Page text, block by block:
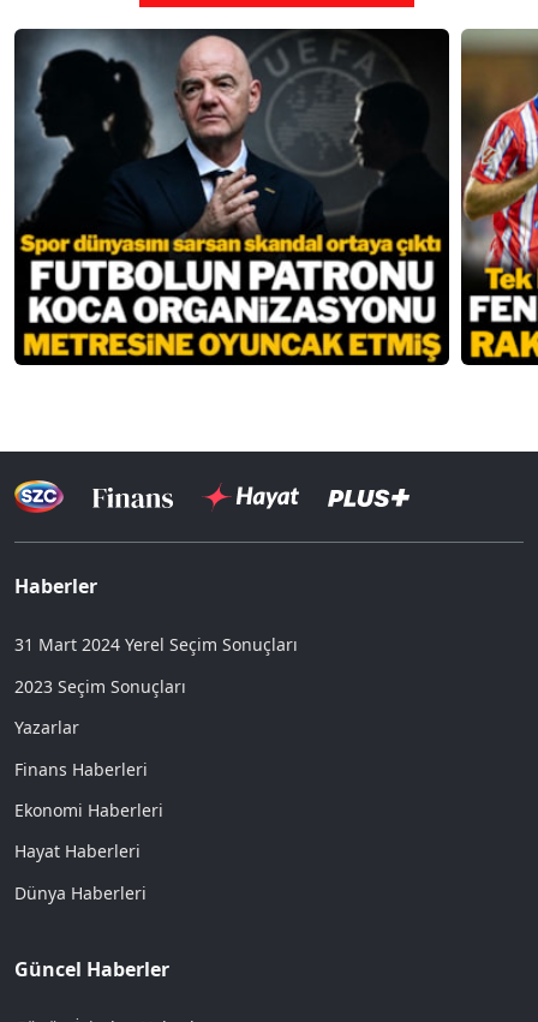
Haberler
31 Mart 2024 Yerel Seçim Sonuçları
2023 Seçim Sonuçları
Yazarlar
Finans Haberleri
Ekonomi Haberleri
Hayat Haberleri
Dünya Haberleri
Güncel Haberler